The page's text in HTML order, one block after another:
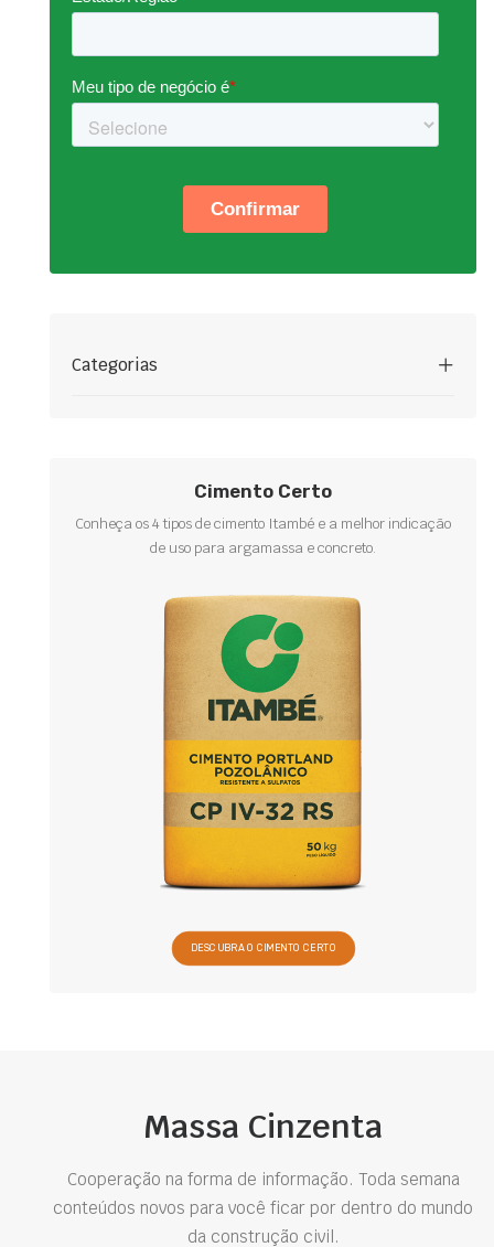
Categorias
Cimento Certo
Conheça os 4 tipos de cimento Itambé e a melhor indicação
de uso para argamassa e concreto.
DESCUBRA O CIMENTO CERTO
Massa Cinzenta
Cooperação na forma de informação. Toda semana
conteúdos novos para você ficar por dentro do mundo
da construção civil.